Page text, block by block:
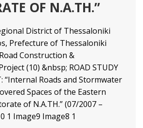
OF N.A.TH.”
District of Thessaloniki
Prefecture of Thessaloniki
Construction &
(10) &nbsp; ROAD STUDY
“Internal Roads and Stormwater
Spaces of the Eastern
of N.A.TH.” (07/2007 –
1 Image9 Image8 1